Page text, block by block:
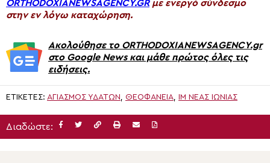
ORTHODOXIANEWSAGENCY.GRμε ενεργό σύνδεσμο
στην εν λόγω καταχώρηση.
Ακολούθησε το ORTHODOXIANEWSAGENCY.gr
στο Google News και μάθε πρώτος όλες τις
ειδήσεις.
ΕΤΙΚΈΤΕΣ: ΑΓΙΑΣΜΟΣ ΥΔΑΤΩΝ ΘΕΟΦΆΝΕΙΑ ΙΜ ΝΕΑΣ ΙΩΝΙΑΣ
Διαδώστε: